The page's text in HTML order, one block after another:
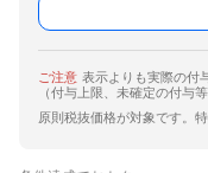
ご注意 表示よりも実際の付
（付与上限、未確定の付与等
原則税抜価格が対象です。